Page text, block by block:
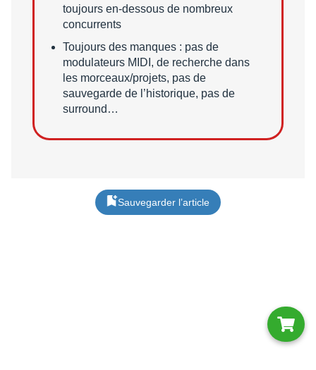
toujours en-dessous de nombreux
concurrents
Toujours des manques : pas de
modulateurs MIDI, de recherche dans
les morceaux/projets, pas de
sauvegarde de l’historique, pas de
surround…
Sauvegarder l’article